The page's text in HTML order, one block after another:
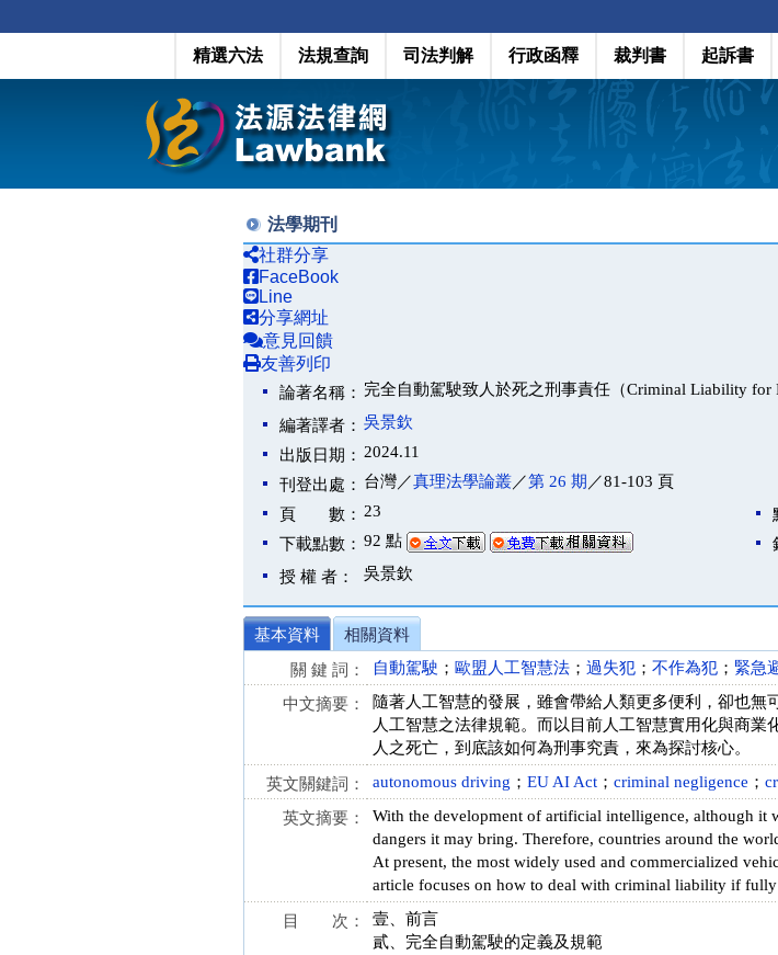
精選六法 法規查詢 司法判解 行政函釋 裁判書 起訴書
法學期刊
社群分享
FaceBook
Line
分享網址
意見回饋
友善列印
論著名稱： 完全自動駕駛致人於死之刑事責任（Criminal Liability for
編著譯者： 吳景欽
出版日期： 2024.11
刊登出處： 台灣／真理法學論叢／第 26 期 ／81-103 頁
頁 數： 23
下載點數： 92 點
授 權 者：
吳景欽
基本資料
相關資料
關 鍵 詞：
自動駕駛 ； 歐盟人工智慧法 ； 過失犯 ； 不作為犯 ； 緊急
中文摘要：
隨著人工智慧的發展，雖會帶給人類更多便利，卻也
人工智慧之法律規範。而以目前人工智慧實用化與商
人之死亡，到底該如何為刑事究責，來為探討核心。
英文關鍵詞： autonomous driving ； EU AI Act ； criminal negligence ；
英文摘要：
With the development of artificial intelligence, although
dangers it may bring. Therefore, countries around the
At present, the most widely used and commercialized
article focuses on how to deal with criminal liability if fully
目 次：
壹、前言
貳、完全自動駕駛的定義及規範